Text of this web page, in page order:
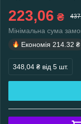
223,06 ₴
Мінімальна сума
Економія 214.32 ₴
348,04 ₴ від 5 шт.